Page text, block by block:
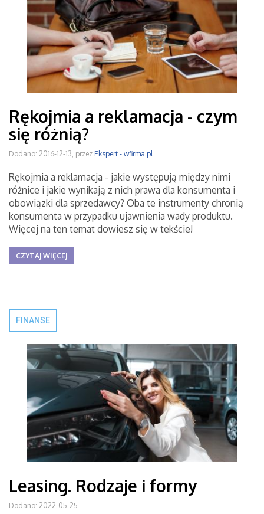
Rękojmia a reklamacja - czym
się różnią?
Dodano: 2016-12-13, przez Ekspert - wfirma.pl
Rękojmia a reklamacja - jakie występują między nimi
różnice i jakie wynikają z nich prawa dla konsumenta i
obowiązki dla sprzedawcy? Oba te instrumenty chronią
konsumenta w przypadku ujawnienia wady produktu.
Więcej na ten temat dowiesz się w tekście!
CZYTAJ WIĘCEJ
FINANSE
Leasing. Rodzaje i formy
Dodano: 2022-05-25